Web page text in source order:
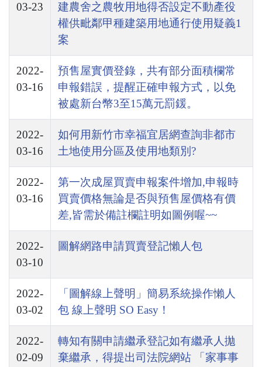
03-23
建農舍之農牧用地得否設定不動產役
權供毗鄰甲種建築用地通行使用疑義1
案
2022-
03-16
預售屋實價登錄，共有部分面積欄常
申報錯誤，提醒正確申報方式，以免
被處新台幣3至15萬元罰鍰。
2022-
03-16
如何用新竹市幸福宜居網查詢非都市
土地使用分區及使用地類別?
2022-
03-16
第一次成屋買賣申報案件增加,申報時
買賣價格無論是否與預售屋價格有價
差,皆需於備註欄註明如圖例喔~~
2022-
03-10
圖解網路申請買賣登記懶人包
2022-
03-02
「圖解線上聲明」簡易系統操作懶人
包 線上聲明 SO Easy！
2022-
02-09
轉知有關申請繼承登記如有繼承人拋
棄繼承，得提出司法院網站 「家事事